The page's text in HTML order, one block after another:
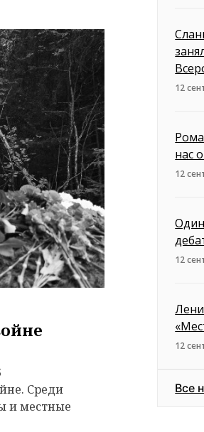
Среди
и местные
12
нас
12
12
12
Все